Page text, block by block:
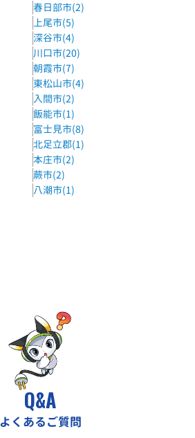
春日部市(2)
上尾市(5)
深谷市(4)
川口市(20)
朝霞市(7)
東松山市(4)
入間市(2)
飯能市(1)
富士見市(8)
北足立郡(1)
本庄市(2)
蕨市(2)
八潮市(1)
Q&A
よくあるご質問